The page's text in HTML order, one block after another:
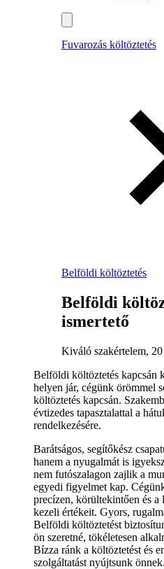
Fuvarozás költöztetés
Belföldi költöztetés
Belföldi
ismertető
Kiváló szakértelem, 20
Belföldi költöztetés kapcsán
helyen jár, cégünk örömmel
költöztetés kapcsán.
évtizedes tapasztalattal a
rendelkezésére.
Barátságos, segítőkész
hanem a nyugalmát is
nem futószalagon zajlik a
egyedi figyelmet kap.
precízen, körültekintően és a
kezeli értékeit. Gyors,
Belföldi költöztetést
ön szeretné, tökéletesen
Bízza ránk a költöztetést és
szolgáltatást nyújtsunk önnek.